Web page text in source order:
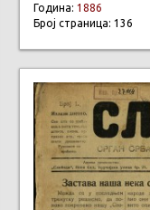
Година: 1886
Број страница: 136